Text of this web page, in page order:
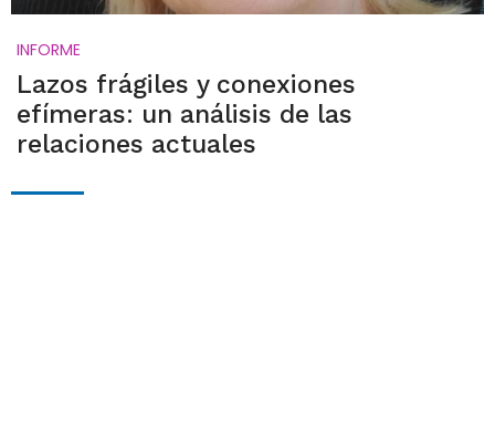
INFORME
Lazos frágiles y conexiones
efímeras: un análisis de las
relaciones actuales